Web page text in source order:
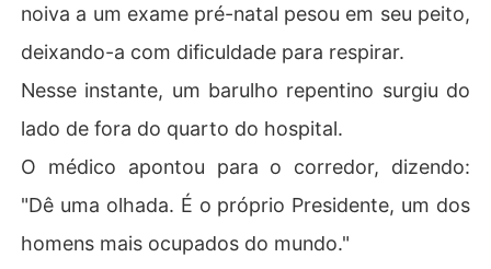
noiva a um exame pré-natal pesou em seu peito,
deixando-a com dificuldade para respirar.
Nesse instante, um barulho repentino surgiu do
lado de fora do quarto do hospital.
O médico apontou para o corredor, dizendo:
"Dê uma olhada. É o próprio Presidente, um dos
homens mais ocupados do mundo."